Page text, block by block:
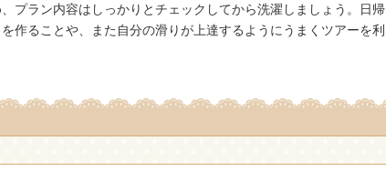
プラン内容はしっかりとチェックしてから洗濯しましょう。日帰
作ることや、また自分の滑りが上達するようにうまくツアーを利